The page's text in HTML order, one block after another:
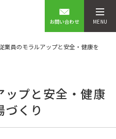
お問い合わせ MENU
業員のモラルアップと安全・健康を
プと安全・健康
くり